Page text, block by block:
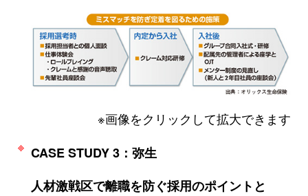
※画像をクリックして拡大できます
CASE STUDY 3：弥生
人材激戦区で離職を防ぐ採用のポイントと